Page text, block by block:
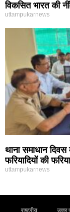
विकसित भारत की
uttampukarnews
थाना समाधान
फरियादियों की
uttampukarnews